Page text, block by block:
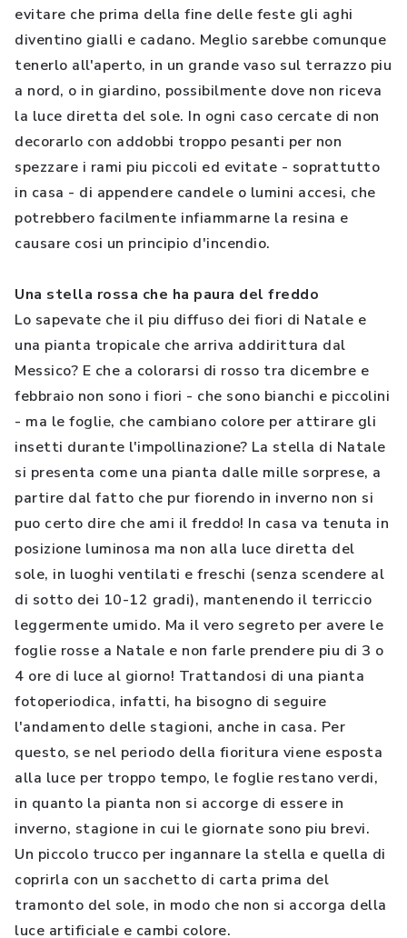
evitare che prima della fine delle feste gli aghi
diventino gialli e cadano. Meglio sarebbe comunque
tenerlo all'aperto, in un grande vaso sul terrazzo piu
a nord, o in giardino, possibilmente dove non riceva
la luce diretta del sole. In ogni caso cercate di non
decorarlo con addobbi troppo pesanti per non
spezzare i rami piu piccoli ed evitate - soprattutto
in casa - di appendere candele o lumini accesi, che
potrebbero facilmente infiammarne la resina e
causare cosi un principio d'incendio.
Una stella rossa che ha paura del freddo
Lo sapevate che il piu diffuso dei fiori di Natale e
una pianta tropicale che arriva addirittura dal
Messico? E che a colorarsi di rosso tra dicembre e
febbraio non sono i fiori - che sono bianchi e piccolini
- ma le foglie, che cambiano colore per attirare gli
insetti durante l'impollinazione? La stella di Natale
si presenta come una pianta dalle mille sorprese, a
partire dal fatto che pur fiorendo in inverno non si
puo certo dire che ami il freddo! In casa va tenuta in
posizione luminosa ma non alla luce diretta del
sole, in luoghi ventilati e freschi (senza scendere al
di sotto dei 10-12 gradi), mantenendo il terriccio
leggermente umido. Ma il vero segreto per avere le
foglie rosse a Natale e non farle prendere piu di 3 o
4 ore di luce al giorno! Trattandosi di una pianta
fotoperiodica, infatti, ha bisogno di seguire
l'andamento delle stagioni, anche in casa. Per
questo, se nel periodo della fioritura viene esposta
alla luce per troppo tempo, le foglie restano verdi,
in quanto la pianta non si accorge di essere in
inverno, stagione in cui le giornate sono piu brevi.
Un piccolo trucco per ingannare la stella e quella di
coprirla con un sacchetto di carta prima del
tramonto del sole, in modo che non si accorga della
luce artificiale e cambi colore.